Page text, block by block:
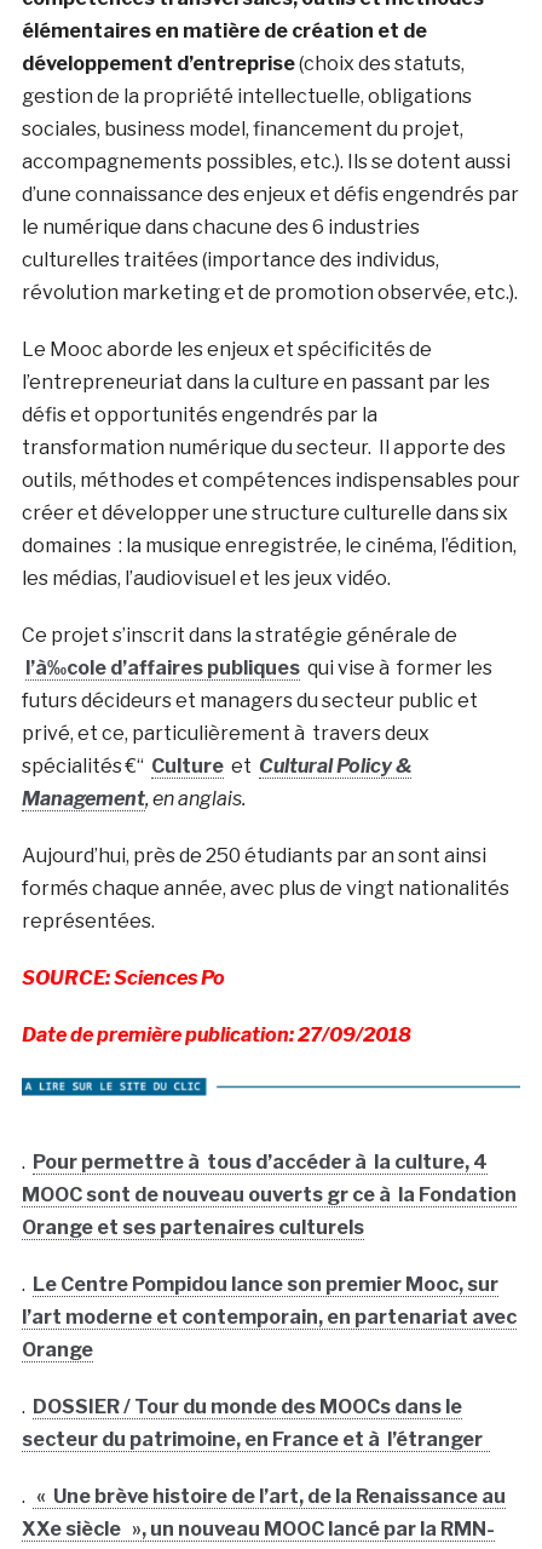
élémentaires en matière de création et de
développement d’entreprise(choix des statuts,
gestion de la propriété intellectuelle, obligations
sociales, business model, financement du projet,
accompagnements possibles, etc.). Ils se dotent aussi
d’une connaissance des enjeux et défis engendrés par
le numérique dans chacune des 6 industries
culturelles traitées (importance des individus,
révolution marketing et de promotion observée, etc.).
Le Mooc aborde les enjeux et spécificités de
l’entrepreneuriat dans la culture en passant par les
défis et opportunités engendrés par la
transformation numérique du secteur. Il apporte des
outils, méthodes et compétences indispensables pour
créer et développer une structure culturelle dans six
domaines : la musique enregistrée, le cinéma, l’édition,
les médias, l’audiovisuel et les jeux vidéo.
Ce projet s’inscrit dans la stratégie générale de
l’à‰cole d’affaires publiquesqui vise à former les
futurs décideurs et managers du secteur public et
privé, et ce, particulièrement à travers deux
spécialités €“ Cultureet Cultural Policy &
Management, en anglais.
Aujourd’hui, près de 250 étudiants par an sont ainsi
formés chaque année, avec plus de vingt nationalités
représentées.
SOURCE: Sciences Po
Date de première publication: 27/09/2018
. Pour permettre à tous d’accéder à la culture, 4
MOOC sont de nouveau ouverts gr ce à la Fondation
Orange et ses partenaires culturels
. Le Centre Pompidou lance son premier Mooc, sur
l’art moderne et contemporain, en partenariat avec
Orange
. DOSSIER / Tour du monde des MOOCs dans le
secteur du patrimoine, en France et à l’étranger
. « Une brève histoire de l’art, de la Renaissance au
XXe siècle », un nouveau MOOC lancé par la RMN-